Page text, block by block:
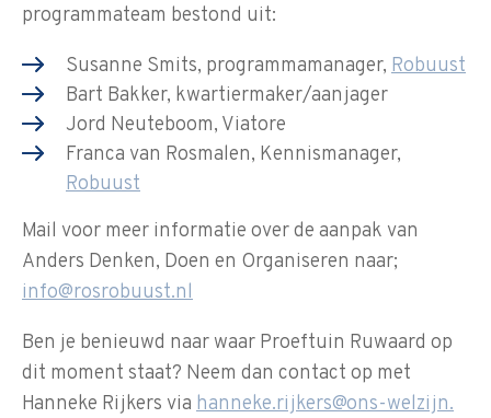
programmateam bestond uit:
Susanne Smits, programmamanager, Robuust
Bart Bakker, kwartiermaker/aanjager
Jord Neuteboom, Viatore
Franca van Rosmalen, Kennismanager,
Robuust
Mail voor meer informatie over de aanpak van
Anders Denken, Doen en Organiseren naar;
info@rosrobuust.nl
Ben je benieuwd naar waar Proeftuin Ruwaard op
dit moment staat? Neem dan contact op met
Hanneke Rijkers via hanneke.rijkers@ons-welzijn.